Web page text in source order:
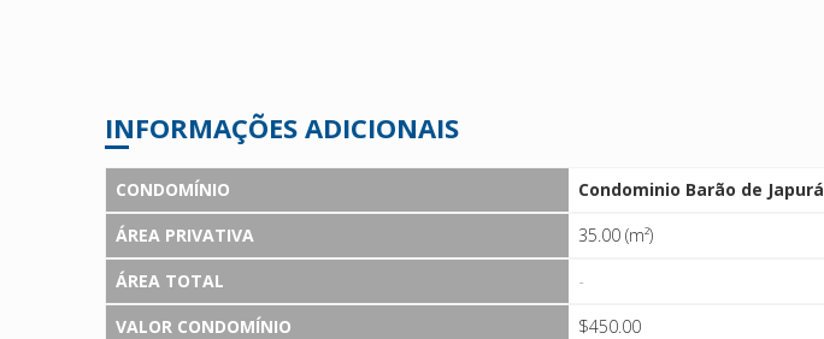
INFORMAÇÕES ADICIONAIS
CONDOMÍNIO
Condominio Barão de Japurá
ÁREA PRIVATIVA
35.00 (m²)
ÁREA TOTAL
-
VALOR CONDOMÍNIO
$450.00